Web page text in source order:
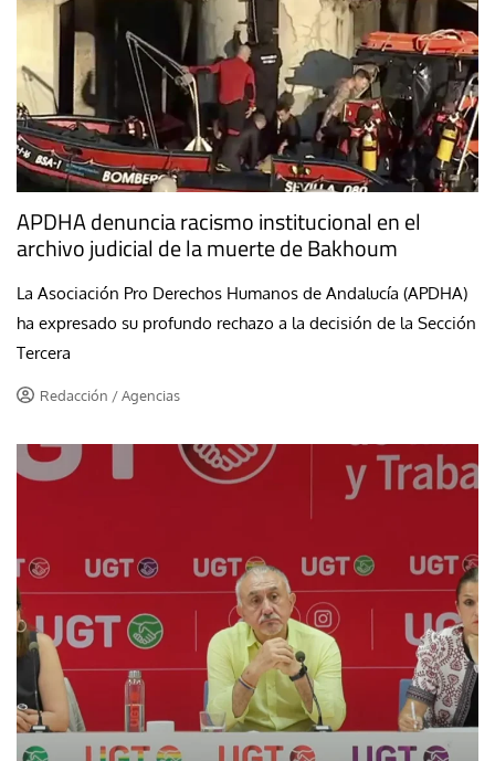
APDHA denuncia racismo institucional en el
archivo judicial de la muerte de Bakhoum
La Asociación Pro Derechos Humanos de Andalucía (APDHA)
ha expresado su profundo rechazo a la decisión de la Sección
Tercera
Redacción / Agencias